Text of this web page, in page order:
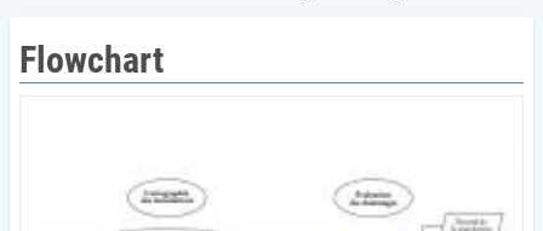
Flowchart